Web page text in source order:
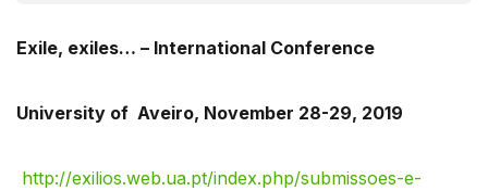
Exile, exiles… – International Conference
University of Aveiro, November 28-29, 2019
http://exilios.web.ua.pt/index.php/submissoes-e-